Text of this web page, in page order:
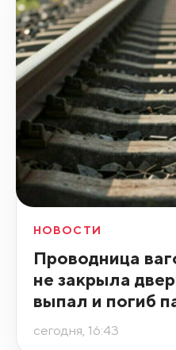
НОВОСТИ
Проводница
не закрыла
выпал и погиб
сегодня, 16:43